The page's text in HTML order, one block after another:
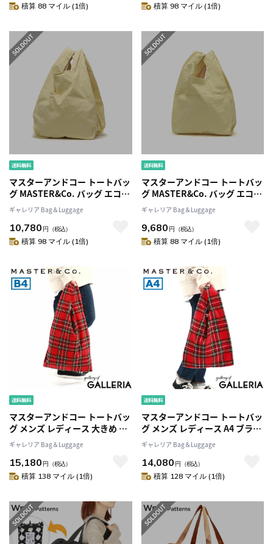
積算 88 マイル (1倍) 積算 98 マイル (1倍)
マスターアンドコー トートバッ
グ MASTER&Co. バッグ エコバ
ッグ コットン A4 B4 大きめ 大
容量 マスター＆コー 日本製 メ
ンズ レディース MC1337
ギャレリア Bag＆Luggage
10,780 円 （税込）
積算 98 マイル (1倍)
マスターアンドコー トートバッ
グ MASTER&Co. バッグ エコバ
ッグ コットン A4 お買い物バッ
グ 通勤 マスター＆コー 日本製
メンズ レディース MC1338
ギャレリア Bag＆Luggage
9,680 円 （税込）
積算 88 マイル (1倍)
マスターアンドコー トートバッ
グ メンズ レディース 大きめ 大
容量 A4 B4 ブランド
MASTER&Co. 縦型 カジュアル
軽量 軽い かわいい 通学 旅行 ト
ート バッグ エコバッグ 折りた
ギャレリア Bag＆Luggage
15,180 円 （税込）
積算 138 マイル (1倍)
マスターアンドコー トートバッ
グ メンズ レディース A4 ブラン
ド 小さめ 小さい MASTER&Co.
縦型 カジュアル 軽量 軽い かわ
いい 通学 旅行 トート バッグ エ
コバッグ 折りたたみ おしゃれ
ギャレリア Bag＆Luggage
14,080 円 （税込）
積算 128 マイル (1倍)